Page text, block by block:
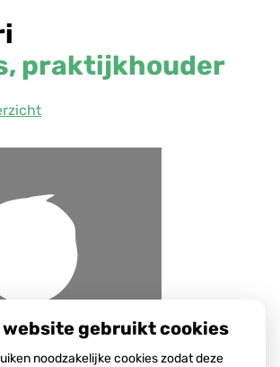
praktijkhouder
website gebruikt cookies
noodzakelijke cookies zodat deze